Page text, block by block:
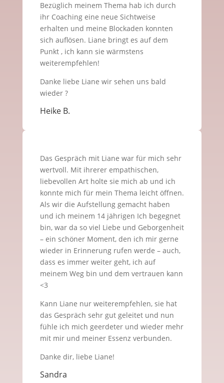
Bezüglich meinem Thema hab ich durch
ihr Coaching eine neue Sichtweise
erhalten und meine Blockaden konnten
sich auflösen. Liane bringt es auf dem
Punkt , ich kann sie wärmstens
weiterempfehlen!
Danke liebe Liane wir sehen uns bald
wieder ?
Heike B.
Das Gespräch mit Liane war für mich sehr
wertvoll. Mit ihrerer empathischen,
liebevollen Art holte sie mich ab und ich
konnte mich für mein Thema leicht öffnen.
Als wir die Aufstellung gemacht haben
und ich meinem 14 jährigen Ich begegnet
bin, war da so viel Liebe und Geborgenheit
– ein schöner Moment, den ich mir gerne
wieder in Erinnerung rufen werde – auch,
dass es immer weiter geht, ich auf
meinem Weg bin und dem vertrauen kann
<3
Kann Liane nur weiterempfehlen, sie hat
das Gespräch sehr gut geleitet und nun
fühle ich mich geerdeter und wieder mehr
mit mir und meiner Essenz verbunden.
Danke dir, liebe Liane!
Sandra